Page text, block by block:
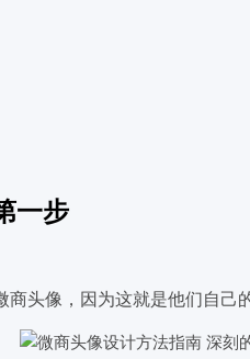
一步
头像，因为这就是他们自